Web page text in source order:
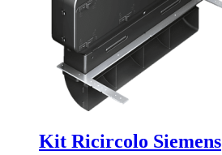
Kit Ricircolo Siemens